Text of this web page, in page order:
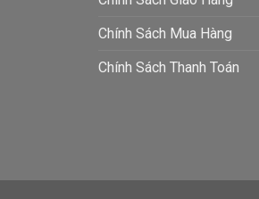
Chính Sách Mua Hàng
Chính Sách Thanh Toán